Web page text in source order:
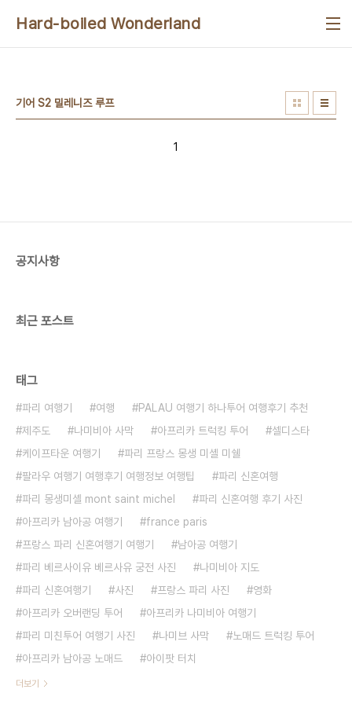
Hard-boiled Wonderland
기어 S2 밀레니즈 루프
1
공지사항
최근 포스트
태그
파리 여행기 여행
PALAU 여행기 하나투어 여행후기 추천
제주도
나미비아 사막 아프리카 트럭킹 투어
셀디스타
케이프타운 여행기
파리 프랑스 몽생 미셸 미쉘
팔라우 여행기 여행후기 여행정보 여행팁
파리 신혼여행
파리 몽생미셸 mont saint michel
파리 신혼여행 후기 사진
아프리카 남아공 여행기
france paris
프랑스 파리 신혼여행기 여행기
남아공 여행기
파리 베르사이유 베르사유 궁전 사진
나미비아 지도
파리 신혼여행기
사진 프랑스 파리 사진
영화
아프리카 오버랜딩 투어
아프리카 나미비아 여행기
파리 미친투어 여행기 사진
나미브 사막
노매드 트럭킹 투어
아프리카 남아공 노매드
아이팟 터치
더보기